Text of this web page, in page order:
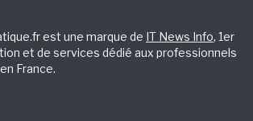
est une marque de IT News Info, 1er
et de services dédié aux professionnels
France.